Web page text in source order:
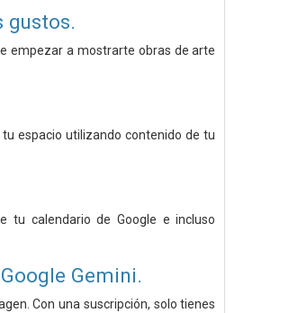
gustos.
empezar a mostrarte obras de arte
espacio utilizando contenido de tu
tu calendario de Google e incluso
Gemini.
Con una suscripción, solo tienes